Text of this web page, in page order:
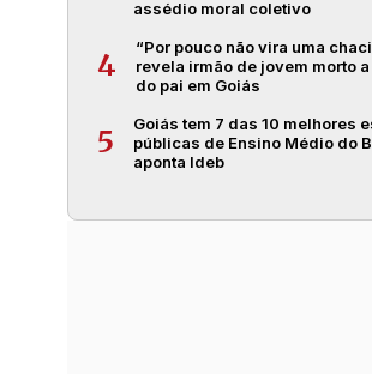
assédio moral coletivo
4
“Por pouco não vira uma
revela irmão de jovem morto
do pai em Goiás
5
Goiás tem 7 das 10 melhores
públicas de Ensino Médio do
aponta Ideb